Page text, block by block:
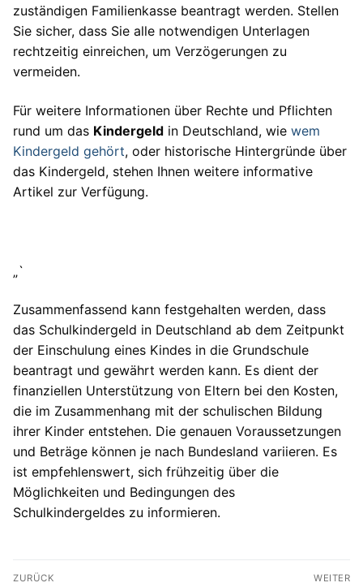
zuständigen Familienkasse beantragt werden. Stellen
Sie sicher, dass Sie alle notwendigen Unterlagen
rechtzeitig einreichen, um Verzögerungen zu
vermeiden.
Für weitere Informationen über Rechte und Pflichten
rund um das Kindergeld in Deutschland, wie wem
Kindergeld gehört, oder historische Hintergründe über
das Kindergeld, stehen Ihnen weitere informative
Artikel zur Verfügung.
„`
Zusammenfassend kann festgehalten werden, dass
das Schulkindergeld in Deutschland ab dem Zeitpunkt
der Einschulung eines Kindes in die Grundschule
beantragt und gewährt werden kann. Es dient der
finanziellen Unterstützung von Eltern bei den Kosten,
die im Zusammenhang mit der schulischen Bildung
ihrer Kinder entstehen. Die genauen Voraussetzungen
und Beträge können je nach Bundesland variieren. Es
ist empfehlenswert, sich frühzeitig über die
Möglichkeiten und Bedingungen des
Schulkindergeldes zu informieren.
Beitragsnavigation
ZURÜCK WEITER